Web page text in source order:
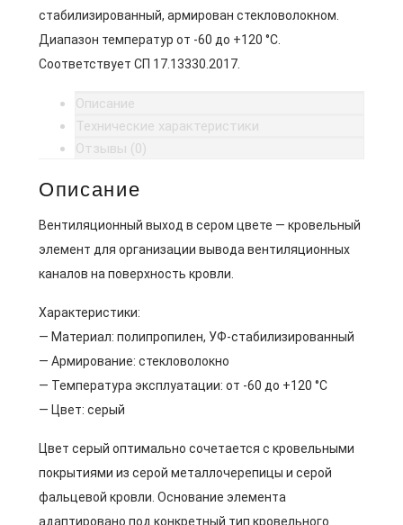
стабилизированный, армирован стекловолокном.
Диапазон температур от -60 до +120 °C.
Соответствует СП 17.13330.2017.
Описание
Технические характеристики
Отзывы (0)
Описание
Вентиляционный выход в сером цвете — кровельный
элемент для организации вывода вентиляционных
каналов на поверхность кровли.
Характеристики:
— Материал: полипропилен, УФ-стабилизированный
— Армирование: стекловолокно
— Температура эксплуатации: от -60 до +120 °C
— Цвет: серый
Цвет серый оптимально сочетается с кровельными
покрытиями из серой металлочерепицы и серой
фальцевой кровли. Основание элемента
адаптировано под конкретный тип кровельного